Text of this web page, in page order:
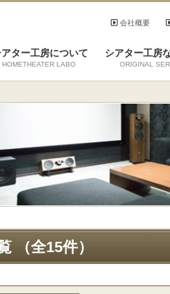
会社概要
ター工房について
HOMETHEATER LABO
シアター工房
ORIGINAL
（全15件）